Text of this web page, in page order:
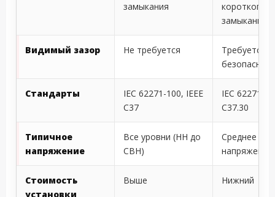
замыкания
короткого
замыкания
Видимый зазор Не требуется
Требуется
Стандарты
IEC 62271-100, IEEE
C37
IEC 62271-
C37.30
Типичное
напряжение
Все уровни (НН до
СВН)
Среднее и
напряжение
Стоимость
установки
Выше Нижний